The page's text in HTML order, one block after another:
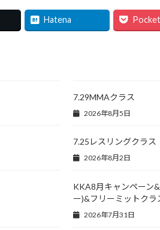
Hatena Pocket
7.29MMAクラス
2026年8月5日
7.25レスリングクラス
2026年8月2日
KKA8月キャンペーン
ー)&フリーミットクラ
2026年7月31日